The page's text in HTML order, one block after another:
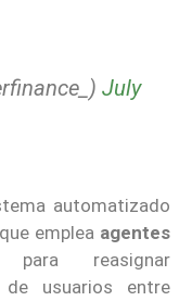
July
automatizado
emplea agentes
reasignar
usuarios entre